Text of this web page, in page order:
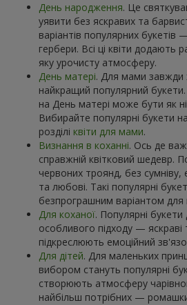
День народження. Це
уявити без яскравих та
варіантів популярних букетів
гербери. Всі ці квіти додають
яку урочисту атмосферу.
День матері. Для мами завжди
найкращий популярний букети.
на День матері може бути як
Вибирайте популярні букети
розділі квіти для мами.
Визнання в коханні. Ось де
справжній квітковий шедевр.
червоних троянд, без сумніву,
та любові. Такі популярні
безпрограшним варіантом для
Для коханої. Популярні
особливого підходу — яскраві
підкреслюють емоційний
Для дітей. Для маленьких
вибором стануть популярні
створюють атмосферу
найбільш потрібних — ромашки